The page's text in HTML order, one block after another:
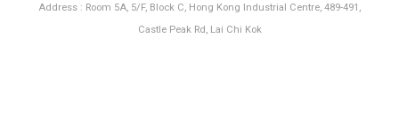
Address : Room 5A, 5/F, Block C, Hong Kong Industrial Centre, 489-491,
Castle Peak Rd, Lai Chi Kok